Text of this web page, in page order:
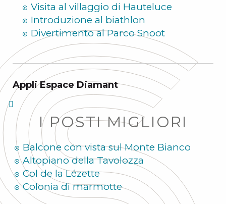
Visita al villaggio di Hauteluce
Introduzione al biathlon
Divertimento al Parco Snoot
Appli Espace Diamant
I POSTI MIGLIORI
Balcone con vista sul Monte Bianco
Altopiano della Tavolozza
Col de la Lézette
Colonia di marmotte